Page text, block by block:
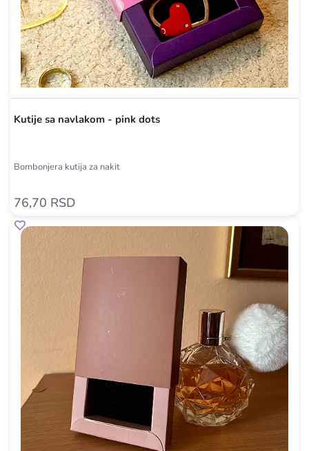
Kutije sa navlakom - pink dots
Bombonjera kutija za nakit
76,70 RSD